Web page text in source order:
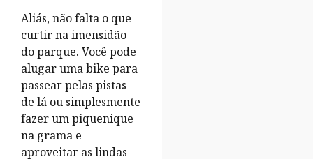
Aliás, não falta o que
curtir na imensidão
do parque. Você pode
alugar uma bike para
passear pelas pistas
de lá ou simplesmente
fazer um piquenique
na grama e
aproveitar as lindas